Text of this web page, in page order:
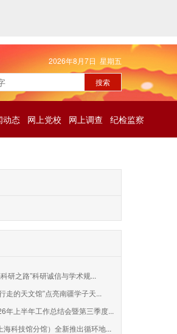
2026年8月7日 星期五
动态 网上党校 网上调查 纪检监察
研之路”科研诚信与学术规...
走的天文馆”点亮南疆学子天...
年上半年工作总结会暨第三季度...
海科技馆分馆）全新推出循环地...